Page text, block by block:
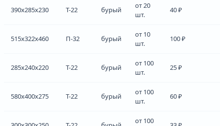
390x285x230 Т-22 бурый
от 20
шт.
40 ₽
515x322x460 П-32 бурый
от 10
шт.
100 ₽
285x240x220 Т-22 бурый
от 100
шт.
25 ₽
580x400x275 Т-22 бурый
от 100
шт.
60 ₽
от 100